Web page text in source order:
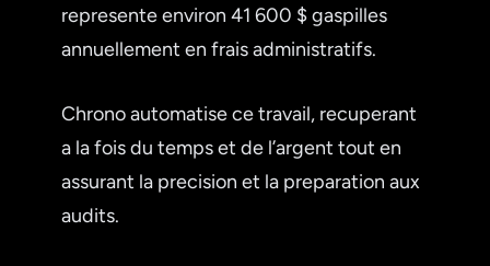
represente environ 41 600 $ gaspilles
annuellement en frais administratifs.
Chrono automatise ce travail, recuperant
a la fois du temps et de l’argent tout en
assurant la precision et la preparation aux
audits.